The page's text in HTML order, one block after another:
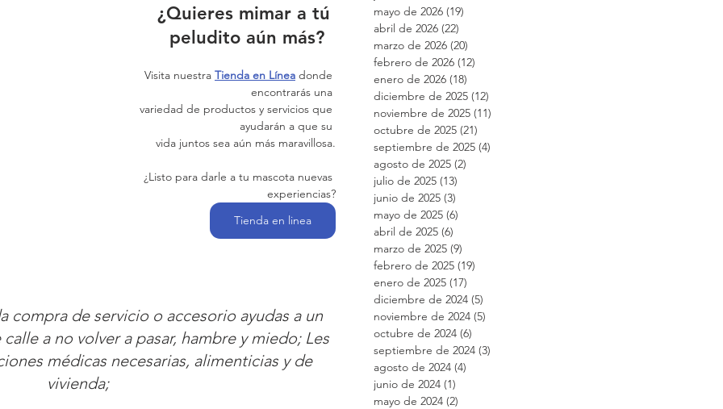
¿Quieres mimar a tú
peludito aún más?
Visita nuestra Tienda en Línea donde
encontrarás una
variedad de productos y servicios que
ayudarán a que su
vida juntos sea aún más maravillosa.
¿Listo para darle a tu mascota nuevas
experiencias?
Tienda en linea
compra de servicio o accesorio ayudas a un
a no volver a pasar, hambre y miedo; Les
médicas necesarias, alimenticias y de
vivienda;
mayo de 2026 (19)
abril de 2026 (22)
marzo de 2026 (20)
febrero de 2026 (12)
enero de 2026 (18)
diciembre de 2025 (12)
noviembre de 2025 (11)
octubre de 2025 (21)
septiembre de 2025 (4)
agosto de 2025 (2)
julio de 2025 (13)
junio de 2025 (3)
mayo de 2025 (6)
abril de 2025 (6)
marzo de 2025 (9)
febrero de 2025 (19)
enero de 2025 (17)
diciembre de 2024 (5)
noviembre de 2024 (5)
octubre de 2024 (6)
septiembre de 2024 (3)
agosto de 2024 (4)
junio de 2024 (1)
mayo de 2024 (2)